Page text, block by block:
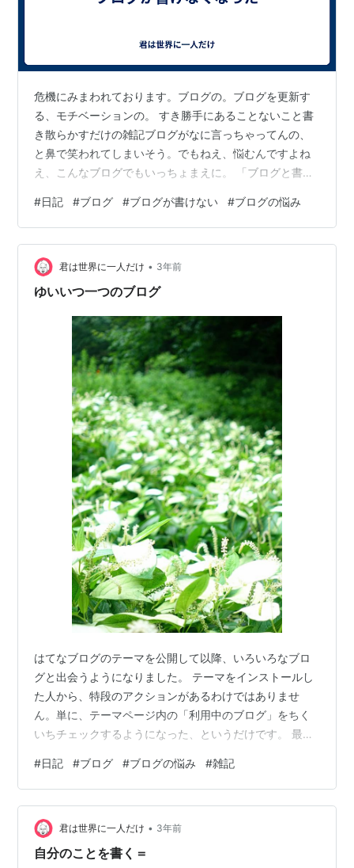
危機にみまわれております。ブログの。ブログを更新す
る、モチベーションの。 すき勝手にあることないこと書
き散らかすだけの雑記ブログがなに言っちゃってんの、
と鼻で笑われてしまいそう。でもねえ、悩むんですよね
え、こんなブログでもいっちょまえに。 「ブログと書い
落ちこんではきたけれど、今回のはまったきのヘヴィー
級。いまだこれという解決の糸口がみつかっておりませ
ぬ。 ブログが書けなくなったのは、ある本の一節を読ん
だのがきっかけです。 皆、ほとんど無意識的に自分は特
別な人間だと思い込んでいます。その特別な自分が語る
#日記 #ブログ #ブログが書けない #ブログの悩み
君は世界に一人だけ • 3年前
ゆいいつ一つのブログ
はてなブログのテーマを公開して以降、いろいろなブロ
グと出会うようになりました。 テーマをインストールし
た人から、特段のアクションがあるわけではありませ
ん。単に、テーマページ内の「利用中のブログ」をちく
いちチェックするようになった、というだけです。 最初
を公開したはいいものの、不具合ってがんがんに見つか
るんですねえ、もうびっくり。 なので最初はいわば、や
むをえず。でもそのうち、新たなブログとの出会いが、
だんだん楽しくなってきて。 こちらの好みとは関係な
く、ランダムに表示されるブログをチェックしている
#日記 #ブログ #ブログの悩み #雑記
君は世界に一人だけ • 3年前
自分のことを書く＝